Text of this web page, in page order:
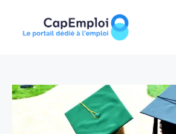
content